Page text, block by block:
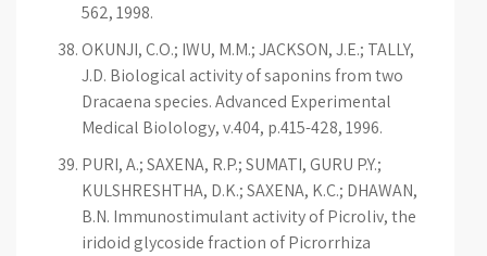
562, 1998.
OKUNJI, C.O.; IWU, M.M.; JACKSON, J.E.; TALLY,
J.D. Biological activity of saponins from two
Dracaena species. Advanced Experimental
Medical Biolology, v.404, p.415-428, 1996.
PURI, A.; SAXENA, R.P.; SUMATI, GURU P.Y.;
KULSHRESHTHA, D.K.; SAXENA, K.C.; DHAWAN,
B.N. Immunostimulant activity of Picroliv, the
iridoid glycoside fraction of Picrorrhiza